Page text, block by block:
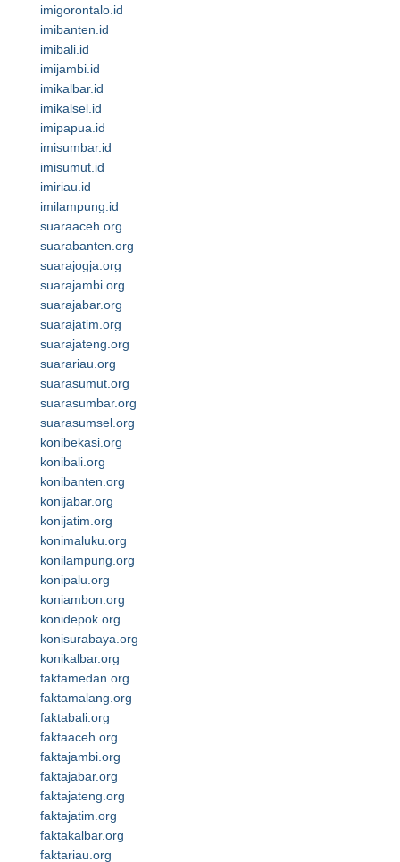
imigorontalo.id
imibanten.id
imibali.id
imijambi.id
imikalbar.id
imikalsel.id
imipapua.id
imisumbar.id
imisumut.id
imiriau.id
imilampung.id
suaraaceh.org
suarabanten.org
suarajogja.org
suarajambi.org
suarajabar.org
suarajatim.org
suarajateng.org
suarariau.org
suarasumut.org
suarasumbar.org
suarasumsel.org
konibekasi.org
konibali.org
konibanten.org
konijabar.org
konijatim.org
konimaluku.org
konilampung.org
konipalu.org
koniambon.org
konidepok.org
konisurabaya.org
konikalbar.org
faktamedan.org
faktamalang.org
faktabali.org
faktaaceh.org
faktajambi.org
faktajabar.org
faktajateng.org
faktajatim.org
faktakalbar.org
faktariau.org